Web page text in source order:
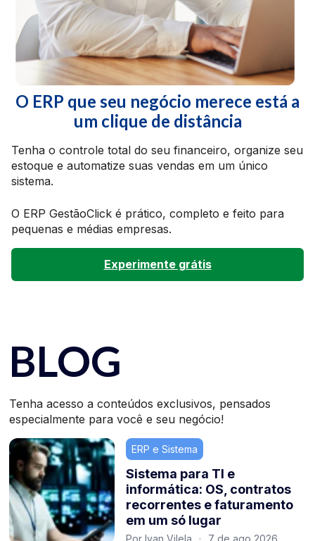
O ERP que seu negócio merece está a
um clique de distância
Tenha o controle total do seu financeiro, organize seu
estoque e automatize suas vendas em um único
sistema.
O ERP GestãoClick é prático, completo e feito para
pequenas e médias empresas.
Experimente grátis
BLOG
Tenha acesso a conteúdos exclusivos, pensados
especialmente para você e seu negócio!
ERP e Sistema
Sistema para TI e
informática: OS, contratos
recorrentes e faturamento
em um só lugar